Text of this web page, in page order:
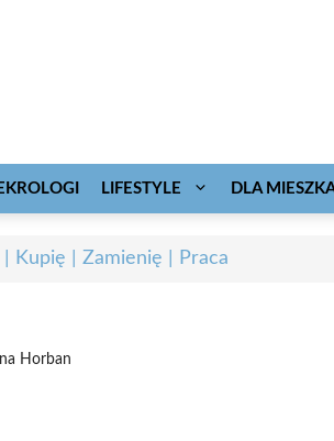
LIFESTYLE DLA
| Kupię | Zamienię | Praca
Horban